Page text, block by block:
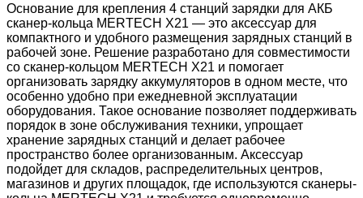
Основание для крепления 4 станций зарядки для АКБ
сканер-кольца MERTECH X21 — это аксессуар для
компактного и удобного размещения зарядных станций в
рабочей зоне. Решение разработано для совместимости
со сканер-кольцом MERTECH X21 и помогает
организовать зарядку аккумуляторов в одном месте, что
особенно удобно при ежедневной эксплуатации
оборудования. Такое основание позволяет поддерживать
порядок в зоне обслуживания техники, упрощает
хранение зарядных станций и делает рабочее
пространство более организованным. Аксессуар
подойдет для складов, распределительных центров,
магазинов и других площадок, где используются сканеры-